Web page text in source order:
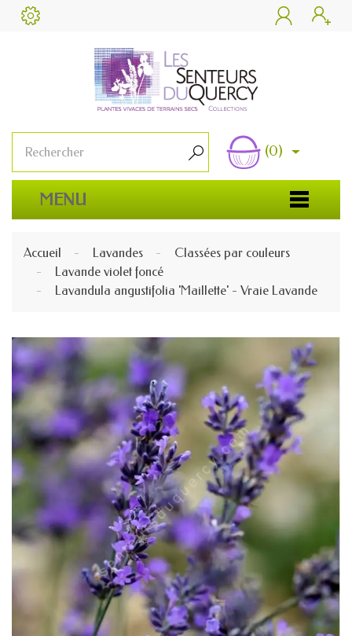
 
 (0)
MENU
Accueil Lavandes
Classées par couleurs
Lavande violet foncé
Lavandula angustifolia 'Maillette' - Vraie Lavande